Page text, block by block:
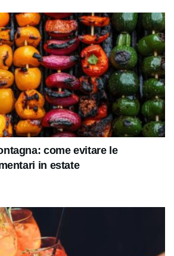
come evitare le
in estate